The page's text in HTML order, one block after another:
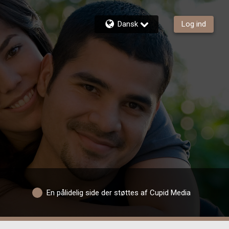
Dansk Log ind
En pålidelig side der støttes af Cupid Media